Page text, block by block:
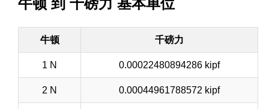
牛顿 千磅力
1 N 0.00022480894286 kipf
2 N 0.00044961788572 kipf